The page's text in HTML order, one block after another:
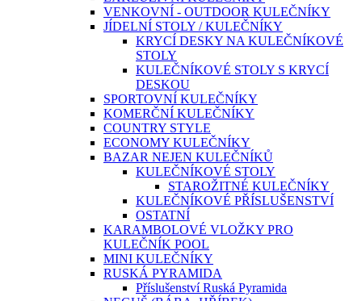
VENKOVNÍ - OUTDOOR KULEČNÍKY
JÍDELNÍ STOLY / KULEČNÍKY
KRYCÍ DESKY NA KULEČNÍKOVÉ
STOLY
KULEČNÍKOVÉ STOLY S KRYCÍ
DESKOU
SPORTOVNÍ KULEČNÍKY
KOMERČNÍ KULEČNÍKY
COUNTRY STYLE
ECONOMY KULEČNÍKY
BAZAR NEJEN KULEČNÍKŮ
KULEČNÍKOVÉ STOLY
STAROŽITNÉ KULEČNÍKY
KULEČNÍKOVÉ PŘÍSLUŠENSTVÍ
OSTATNÍ
KARAMBOLOVÉ VLOŽKY PRO
KULEČNÍK POOL
MINI KULEČNÍKY
RUSKÁ PYRAMIDA
Příslušenství Ruská Pyramida